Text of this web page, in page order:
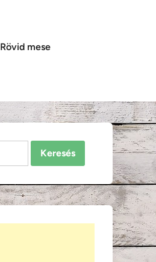
Rövid mese